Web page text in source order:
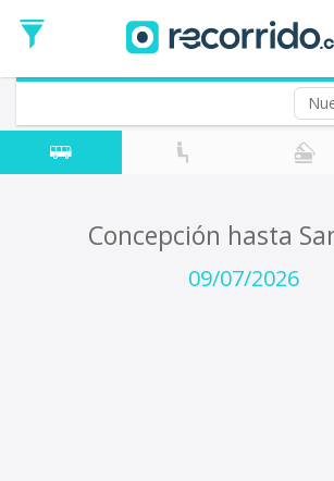
de
Ida
Vuelta (opcional)
Fecha
de
Concepción hasta
09/07/2026